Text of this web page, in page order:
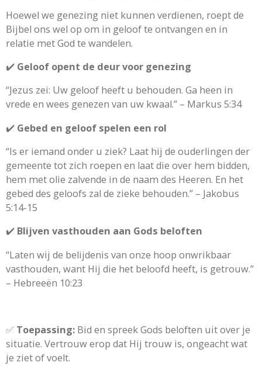
Hoewel we genezing niet kunnen verdienen, roept de
Bijbel ons wel op om in geloof te ontvangen en in
relatie met God te wandelen.
✔️ Geloof opent de deur voor genezing
“Jezus zei: Uw geloof heeft u behouden. Ga heen in
vrede en wees genezen van uw kwaal.” – Markus 5:34
✔️ Gebed en geloof spelen een rol
“Is er iemand onder u ziek? Laat hij de ouderlingen der
gemeente tot zich roepen en laat die over hem bidden,
hem met olie zalvende in de naam des Heeren. En het
gebed des geloofs zal de zieke behouden.” – Jakobus
5:14-15
✔️ Blijven vasthouden aan Gods beloften
“Laten wij de belijdenis van onze hoop onwrikbaar
vasthouden, want Hij die het beloofd heeft, is getrouw.”
– Hebreeën 10:23
✅ Toepassing: Bid en spreek Gods beloften uit over je
situatie. Vertrouw erop dat Hij trouw is, ongeacht wat
je ziet of voelt.